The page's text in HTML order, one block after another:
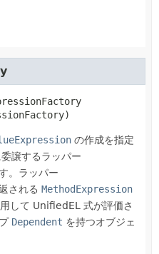
の作成を指定
委譲するラッパー
。ラッパー
される MethodExpression
して UnifiedEL 式が評価さ
Dependent を持つオブジェ